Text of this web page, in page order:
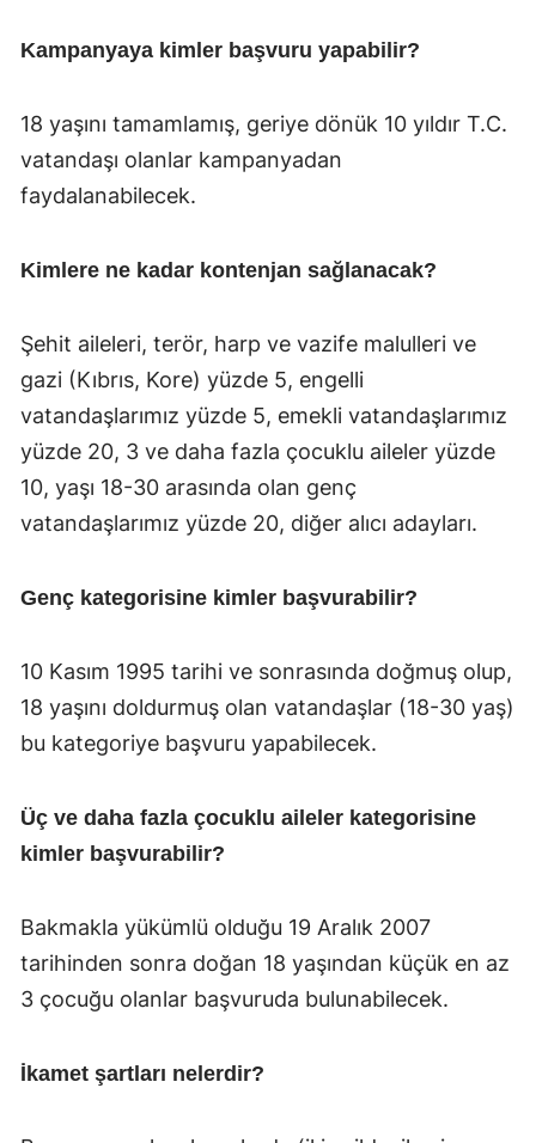
Kampanyaya kimler başvuru yapabilir?
18 yaşını tamamlamış, geriye dönük 10 yıldır T.C.
vatandaşı olanlar kampanyadan
faydalanabilecek.
Kimlere ne kadar kontenjan sağlanacak?
Şehit aileleri, terör, harp ve vazife malulleri ve
gazi (Kıbrıs, Kore) yüzde 5, engelli
vatandaşlarımız yüzde 5, emekli vatandaşlarımız
yüzde 20, 3 ve daha fazla çocuklu aileler yüzde
10, yaşı 18-30 arasında olan genç
vatandaşlarımız yüzde 20, diğer alıcı adayları.
Genç kategorisine kimler başvurabilir?
10 Kasım 1995 tarihi ve sonrasında doğmuş olup,
18 yaşını doldurmuş olan vatandaşlar (18-30 yaş)
bu kategoriye başvuru yapabilecek.
Üç ve daha fazla çocuklu aileler kategorisine
kimler başvurabilir?
Bakmakla yükümlü olduğu 19 Aralık 2007
tarihinden sonra doğan 18 yaşından küçük en az
3 çocuğu olanlar başvuruda bulunabilecek.
İkamet şartları nelerdir?